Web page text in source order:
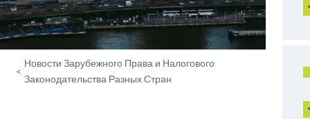
<
Новости Зарубежного Права и Налогового
Законодательства Разных Стран